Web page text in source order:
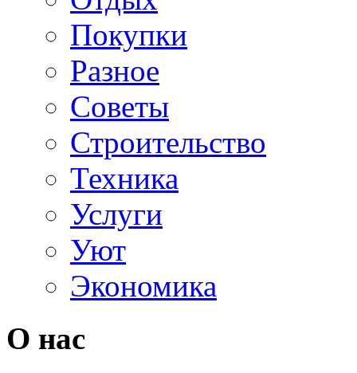
Покупки
Разное
Советы
Строительство
Техника
Услуги
Уют
Экономика
О нас